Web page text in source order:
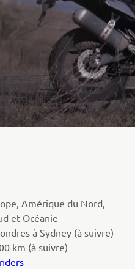
Amérique du Nord,
et Océanie
à Sydney (à suivre)
km (à suivre)